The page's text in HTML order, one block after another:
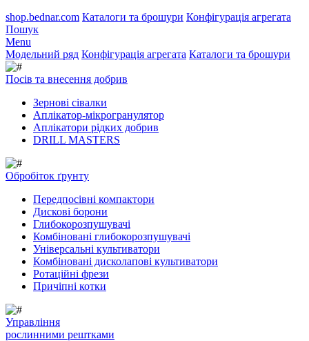
shop.bednar.com Каталоги та брошури Конфігурація агрегата
Пошук
Menu
Модельний ряд Конфігурація агрегата Каталоги та брошури
Посів та внесення добрив
Зернові сівалки
Аплікатор-мікрогранулятор
Аплікатори рідких добрив
DRILL MASTERS
Обробіток ґрунту
Передпосівні компактори
Дискові борони
Глибокорозпушувачі
Комбіновані глибокорозпушувачі
Універсальні культиватори
Комбіновані дисколапові культиватори
Ротаційні фрези
Причіпні котки
Управління
рослинними рештками